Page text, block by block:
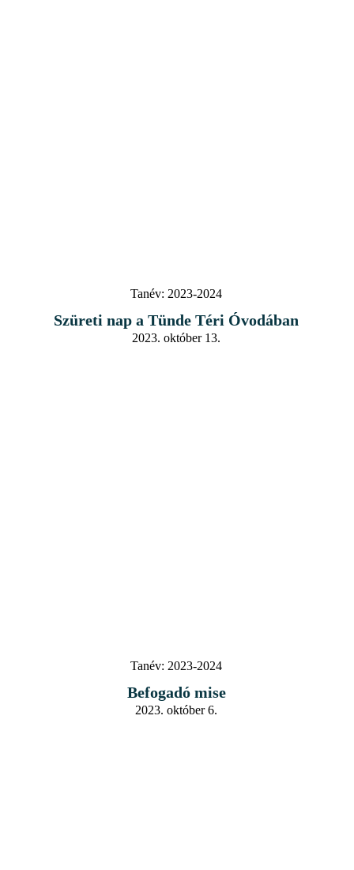
Tanév: 2023-2024
Szüreti nap a Tünde Téri Óvodában
2023. október 13.
Tanév: 2023-2024
Befogadó mise
2023. október 6.